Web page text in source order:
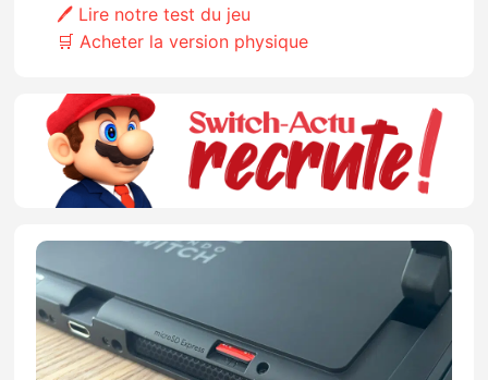
🖊️ Lire notre test du jeu
🛒 Acheter la version physique